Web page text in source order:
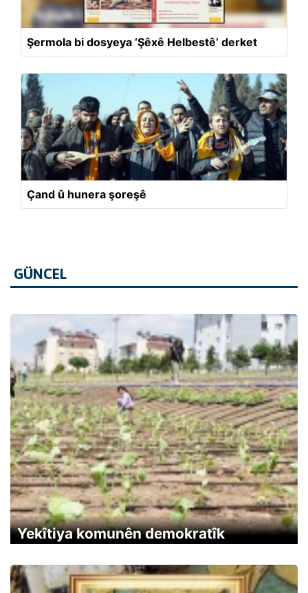
Şermola bi dosyeya ‘Şêxê Helbestê’ derket
Çand û hunera şoreşê
GÜNCEL
Yekîtiya komunên demokratîk